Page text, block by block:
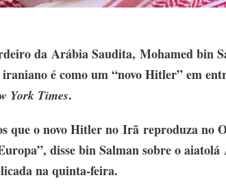
da Arábia Saudita, Mohamed bin
é como um “novo Hitler” em
York Times.
que o novo Hitler no Irã reproduza no
disse bin Salman sobre o aiatolá
na quinta-feira.